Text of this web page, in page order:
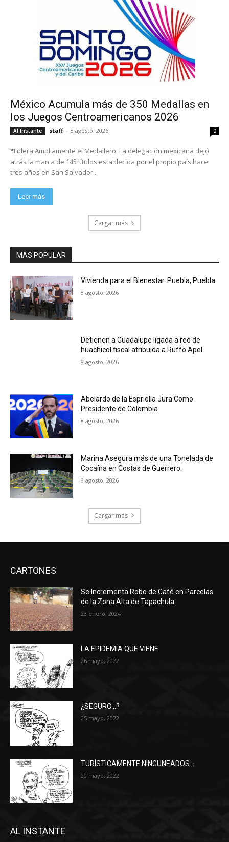
México Acumula más de 350 Medallas en
los Juegos Centroamericanos 2026
Al Instante staff - 8 agosto, 2026 0
*Lidera Ampliamente el Medallero. La delegación mexicana dejó
atrás la marca de 145 títulos establecida por el propio país hace
tres años en San Salvador...
Leer más
Cargar más
MAS POPULAR
Vivienda para el Bienestar. Puebla, Puebla
8 agosto, 2026
Detienen a Guadalupe ligada a red de
huachicol fiscal atribuida a Ruffo Apel
8 agosto, 2026
Abelardo de la Espriella Jura Como
Presidente de Colombia
8 agosto, 2026
Marina Asegura más de una Tonelada de
Cocaína en Costas de Guerrero.
8 agosto, 2026
Cargar más
CARTONES
Se Incrementa Robo de Café en Parcelas
de la Zona Alta de Tapachula
23 enero, 2024
LA EPIDEMIA QUE VIENE
26 mayo, 2022
¿SEGURO…?
25 mayo, 2022
TURÍSTICAMENTE NINGUNEADOS…
20 mayo, 2022
AL INSTANTE